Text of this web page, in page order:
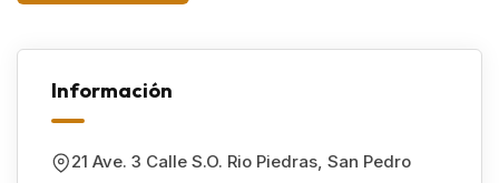
Información
21 Ave. 3 Calle S.O. Rio Piedras, San Pedro